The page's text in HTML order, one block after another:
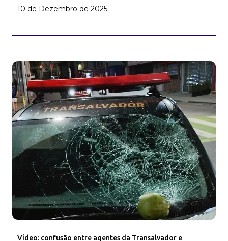
10 de Dezembro de 2025
Vídeo: confusão entre agentes da Transalvador e